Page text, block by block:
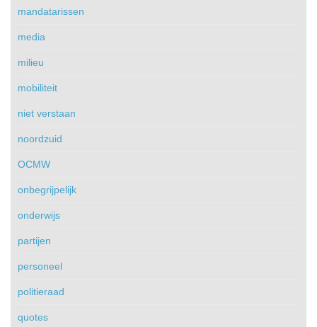
mandatarissen
media
milieu
mobiliteit
niet verstaan
noordzuid
OCMW
onbegrijpelijk
onderwijs
partijen
personeel
politieraad
quotes